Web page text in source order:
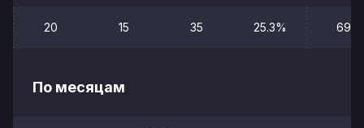
20 15 35 25.3% 69
По месяцам